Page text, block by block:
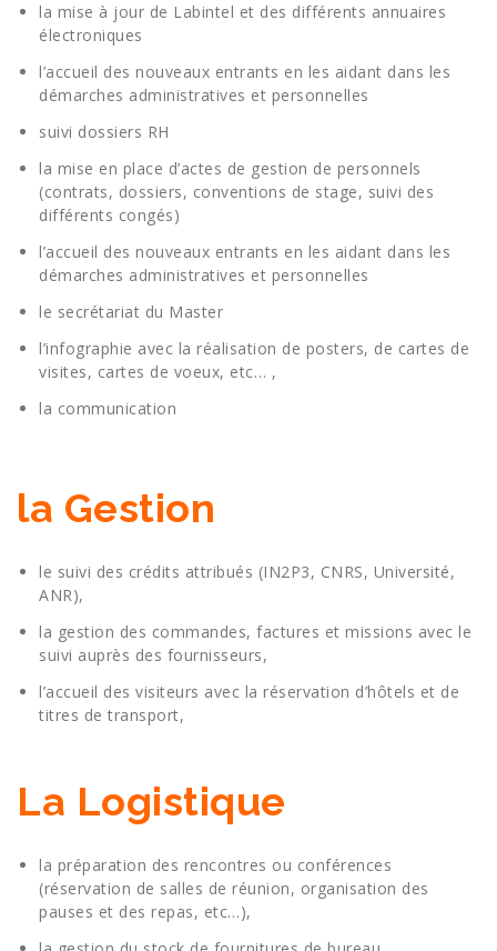
la mise à jour de Labintel et des différents annuaires
électroniques
l’accueil des nouveaux entrants en les aidant dans les
démarches administratives et personnelles
suivi dossiers RH
la mise en place d’actes de gestion de personnels
(contrats, dossiers, conventions de stage, suivi des
différents congés)
l’accueil des nouveaux entrants en les aidant dans les
démarches administratives et personnelles
le secrétariat du Master
l’infographie avec la réalisation de posters, de cartes de
visites, cartes de voeux, etc… ,
la communication
la Gestion
le suivi des crédits attribués (IN2P3, CNRS, Université,
ANR),
la gestion des commandes, factures et missions avec le
suivi auprès des fournisseurs,
l’accueil des visiteurs avec la réservation d’hôtels et de
titres de transport,
La Logistique
la préparation des rencontres ou conférences
(réservation de salles de réunion, organisation des
pauses et des repas, etc…),